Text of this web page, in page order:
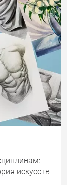
искусств